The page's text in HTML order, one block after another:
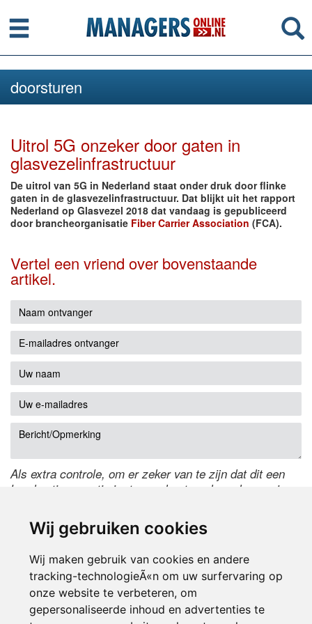
Wij gebruiken cookies
Wij maken gebruik van cookies en andere
tracking-technologieÃ«n om uw surfervaring op
onze website te verbeteren, om
gepersonaliseerde inhoud en advertenties te
Menu
doorsturen
Uitrol 5G onzeker door gaten in
glasvezelinfrastructuur
De uitrol van 5G in Nederland staat onder druk door flinke
gaten in de glasvezelinfrastructuur. Dat blijkt uit het rapport
Nederland op Glasvezel 2018 dat vandaag is gepubliceerd
door brancheorganisatie Fiber Carrier Association (FCA).
Vertel een vriend over bovenstaande
artikel.
Als extra controle, om er zeker van te zijn dat dit een
handmatige reactie is, typ onderstaande code over in
de code te wijzigen.